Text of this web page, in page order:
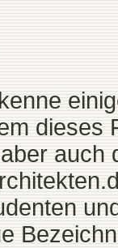
dieses
auch